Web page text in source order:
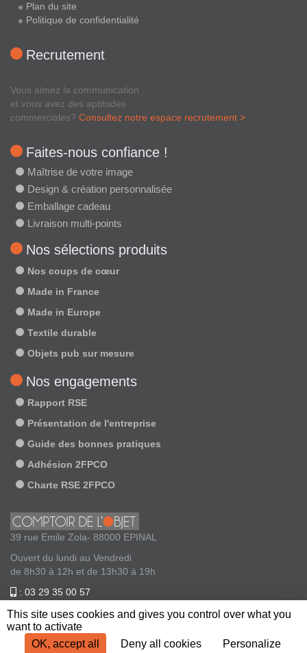
Plan du site
Politique de confidentialité
Recrutement
Vous aimez la communication
et vous avez des aptitudes
commerciales? Consultez notre espace recrutement >
Faites-nous confiance !
Maîtrise de votre image
Design & création personnalisée
Emballage cadeau
Livraison multi-points
Nos sélections produits
Nos coups de cœur
Made in France
Made in Europe
Textile durable
Objets pub sur mesure
Nos engagements
Rapport RSE
Présentation de l'entreprise
Guide des bonnes pratiques
Adhésion 2FPCO
Charte RSE 2FPCO
39 rue Emile Zola- 88000 EPINAL
Ouvert du lundi au Vendredi
de 8h30 à 12h et de 13h30 à 19h
: 03 29 35 00 57
This site uses cookies and gives you control over what you
want to activate
OK, accept all
Deny all cookies Personalize